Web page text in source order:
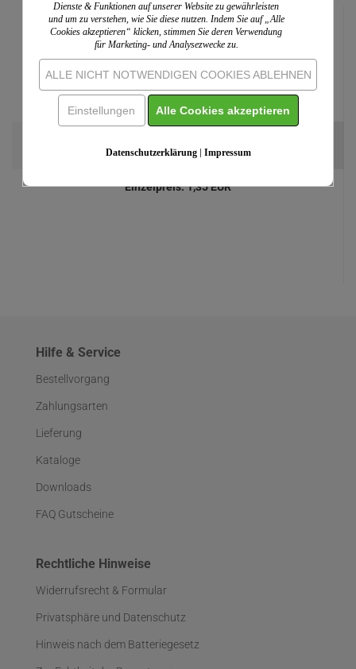
(2)
Einzelpreis:1,35 EUR
Hilfe & Service
Bestellvorgang
Zahlungsarten
Lieferung
Kataloge
Downloads
FAQ Gutscheine
Rechtliche Hinweise
Widerrufsrecht & Formular
Privatsphäre und Datenschutz
Hinweis nach dem Batteriegesetz
Dienste & Funktionen auf unserer Website zu gewährleisten
und um zu verstehen, wie Sie diese nutzen. Indem Sie auf „Alle
Cookies akzeptieren“ klicken, stimmen Sie deren Verwendung
für Marketing- und Analysezwecke zu.
ALLE NICHT NOTWENDIGEN COOKIES ABLEHNEN
Einstellungen Alle Cookies akzeptieren
Datenschutzerklärung| Impressum